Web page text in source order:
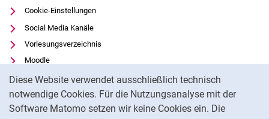
Diese Website verwendet ausschließlich technisch
notwendige Cookies. Für die Nutzungsanalyse mit der
Software Matomo setzen wir keine Cookies ein. Die
Cookie-Einstellungen
Social Media Kanäle
Vorlesungsverzeichnis
Moodle
Panopto
Universitätsbibliothek
Datenschutz